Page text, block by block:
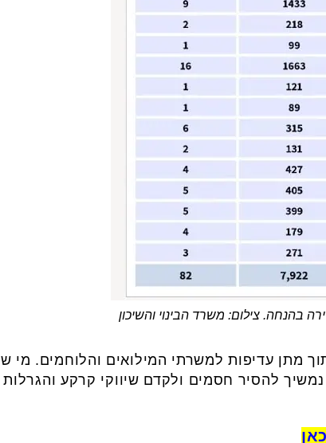
צילום: משרד הבינוי והשיכון
מתן עדיפות למשרתי המילואים והלוחמים. מי
להסיר חסמים ולקדם שיווקי קרקע והגרלות